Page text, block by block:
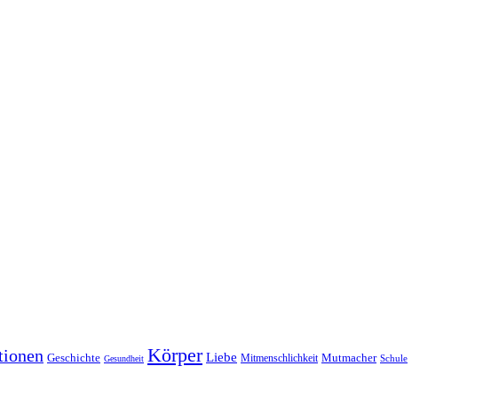
Geschichte Gesundheit Körper Liebe Mitmenschlichkeit Mutmacher Schule